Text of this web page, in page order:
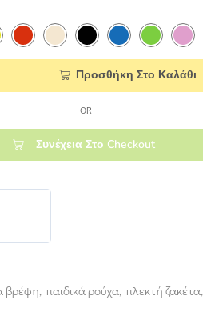
Προσθήκη Στο Καλάθι
OR
Συνέχεια Στο Checkout
βρέφη, παιδικά ρούχα, πλεκτή ζακέτα,